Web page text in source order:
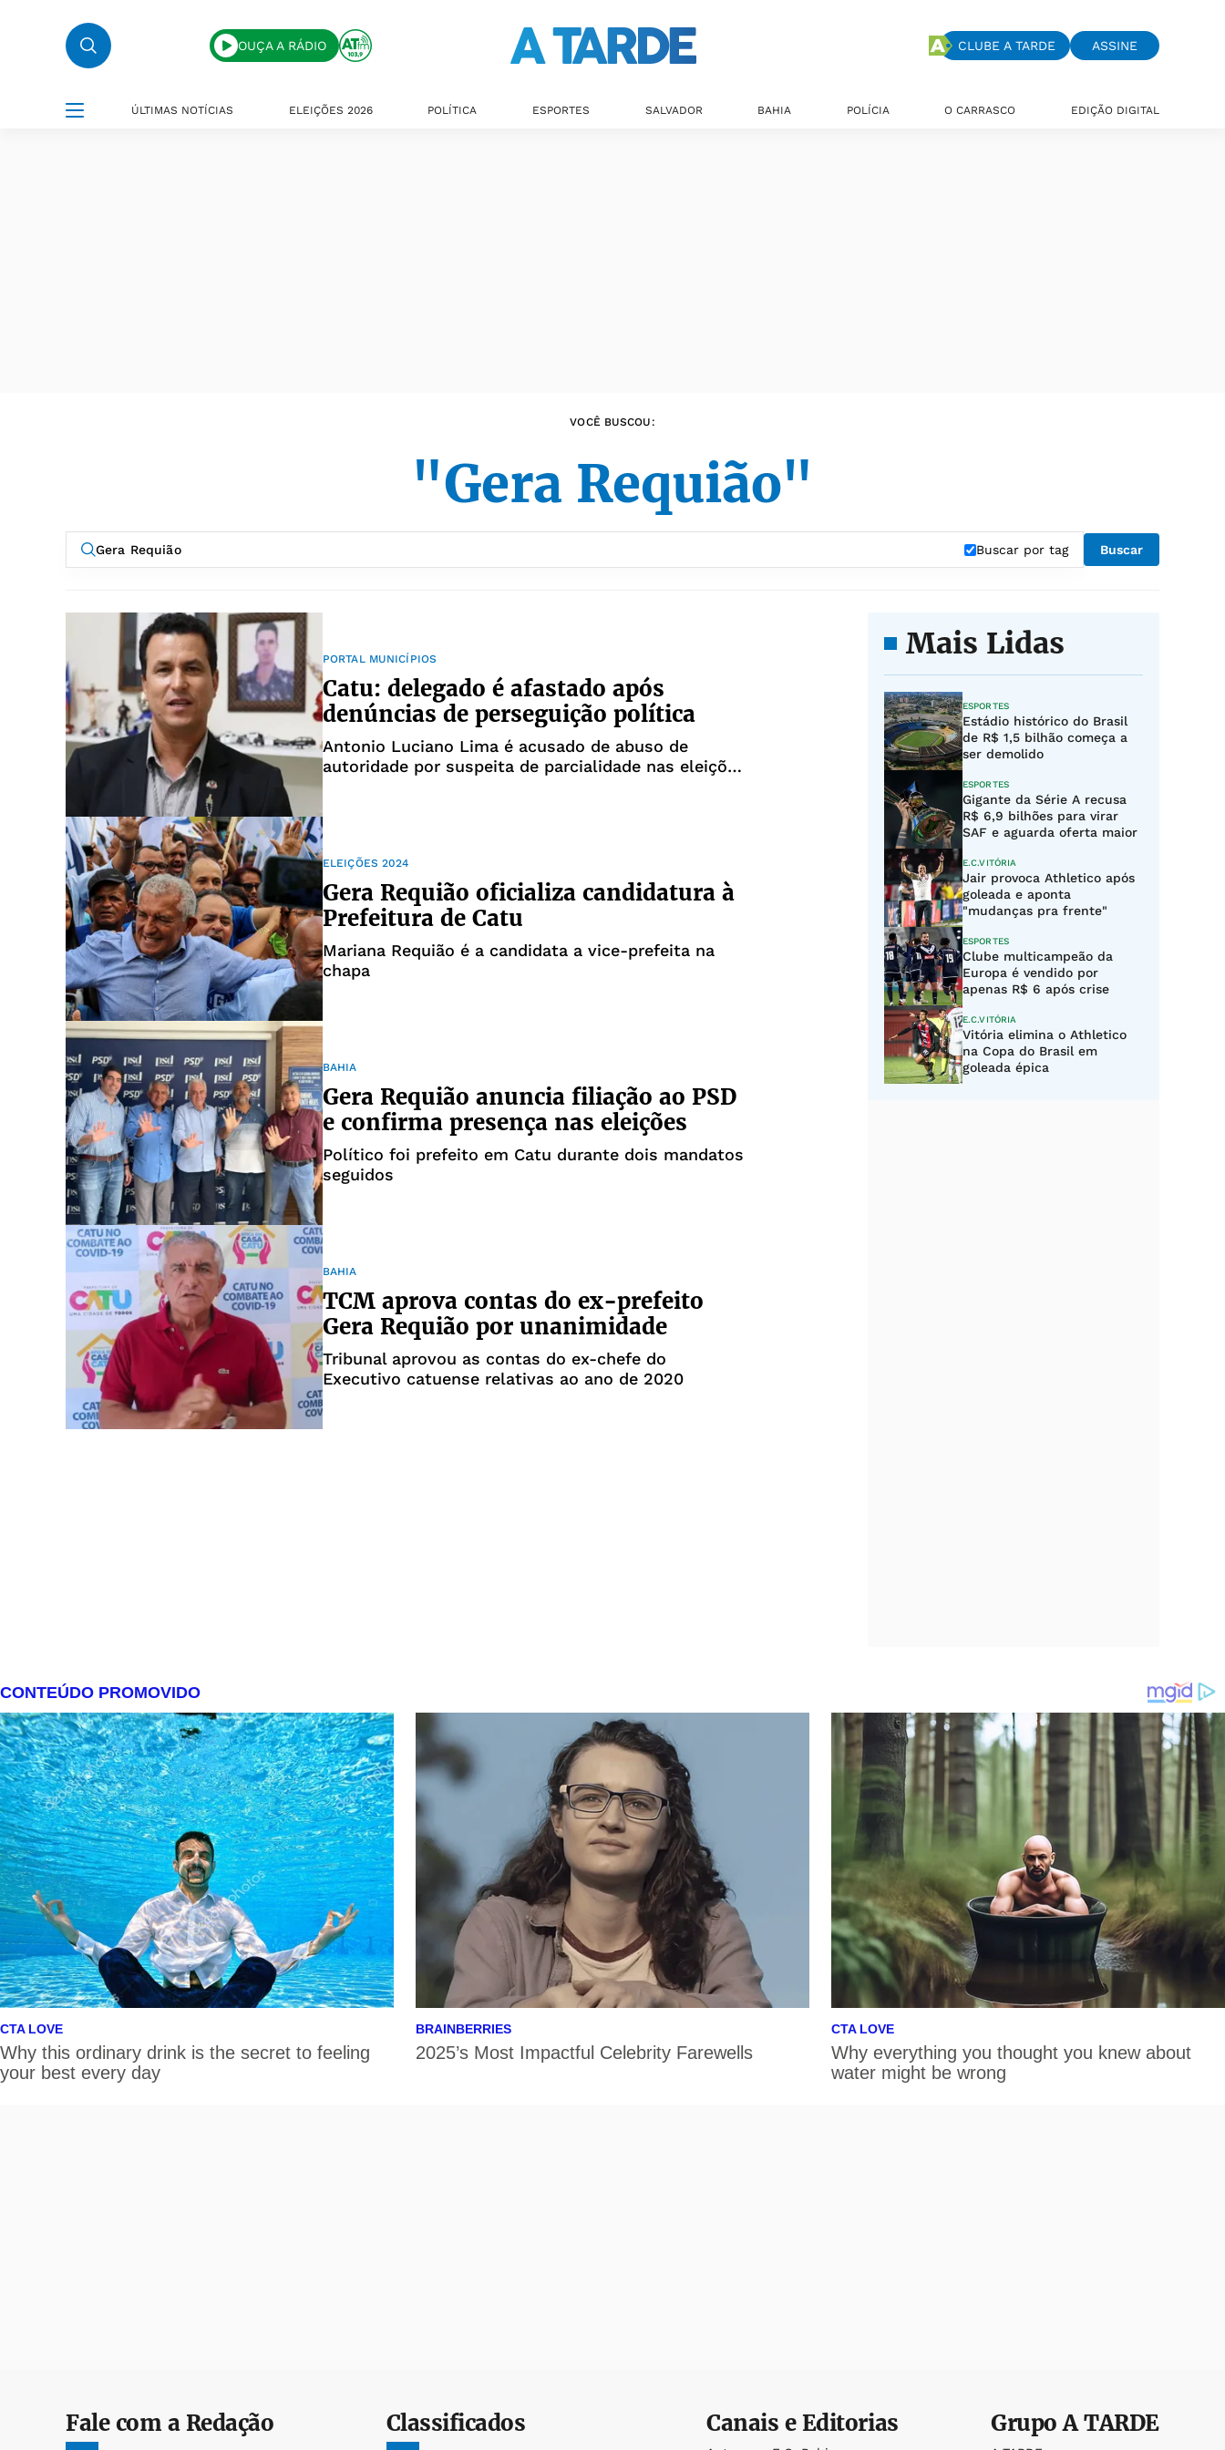
OUÇA A RÁDIO CLUBE A TARDE ASSINE
ÚLTIMAS NOTÍCIAS ELEIÇÕES 2026 POLÍTICA ESPORTES SALVADOR BAHIA POLÍCIA O CARRASCO EDIÇÃO DIGITAL
VOCÊ BUSCOU:
"Gera Requião"
Buscar por tag Buscar
PORTAL MUNICÍPIOS
Catu: delegado é afastado após
denúncias de perseguição política
Antonio Luciano Lima é acusado de abuso de
autoridade por suspeita de parcialidade nas eleições
ELEIÇÕES 2024
Gera Requião oficializa candidatura à
Prefeitura de Catu
Mariana Requião é a candidata a vice-prefeita na
chapa
BAHIA
Gera Requião anuncia filiação ao PSD
e confirma presença nas eleições
Político foi prefeito em Catu durante dois mandatos
seguidos
BAHIA
TCM aprova contas do ex-prefeito
Gera Requião por unanimidade
Tribunal aprovou as contas do ex-chefe do
Executivo catuense relativas ao ano de 2020
Mais Lidas
ESPORTES
Estádio histórico do Brasil
de R$ 1,5 bilhão começa a
ser demolido
ESPORTES
Gigante da Série A recusa
R$ 6,9 bilhões para virar
SAF e aguarda oferta maior
E.C.VITÓRIA
Jair provoca Athletico após
goleada e aponta
"mudanças pra frente"
ESPORTES
Clube multicampeão da
Europa é vendido por
apenas R$ 6 após crise
E.C.VITÓRIA
Vitória elimina o Athletico
na Copa do Brasil em
goleada épica
Fale com a Redação Classificados Canais e Editorias GrupoA TARDE